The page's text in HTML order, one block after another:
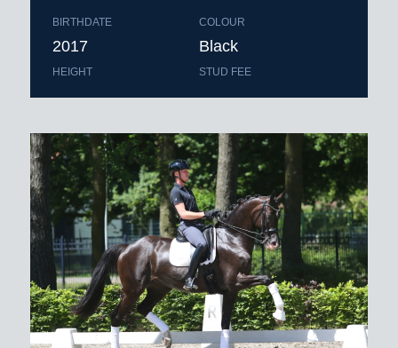
BIRTHDATE
2017
HEIGHT
COLOUR
Black
STUD FEE